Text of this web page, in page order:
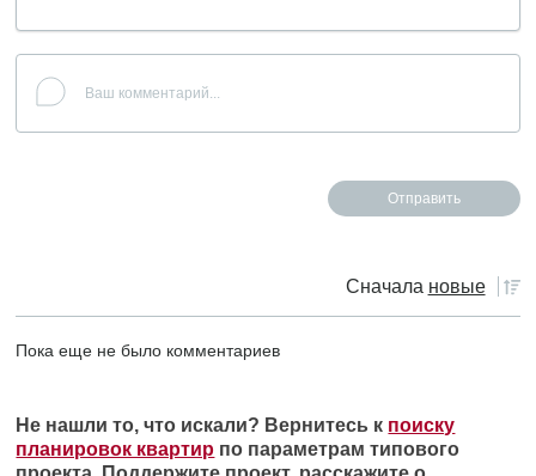
Сначала новые
Пока еще не было комментариев
Не нашли то, что искали? Вернитесь к поиску
планировок квартир по параметрам типового